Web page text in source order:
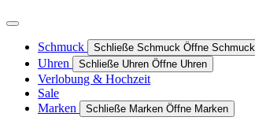
Schmuck Schließe Schmuck Öffne Schmuck
Uhren Schließe Uhren Öffne Uhren
Verlobung & Hochzeit
Sale
Marken
Schließe Marken Öffne Marken